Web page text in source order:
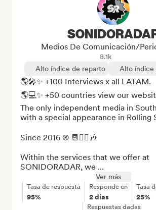
Medios De Comunicación/
8.1k
Alto índice de reparto
Alto índice
🌎🎤✨ +100 Interviews x all LATAM.
🌎💻✨ +50 countries view our
The only independent media in
with a special appearance in Rolling
Since 2016 ® 📆✍🏼🎶
Within the services that we offer at
SONIDORADAR, we ...
Ver más
Tasa de respuesta
95%
Responde en
2 días
Tasa
25%
Respuestas dadas